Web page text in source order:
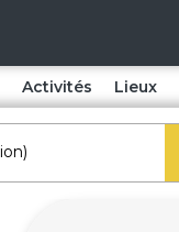
Activités Lieux